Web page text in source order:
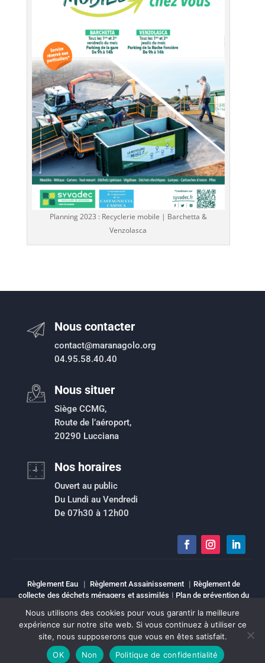
Planning 2023 : Recyclerie mobile | Barchetta &
Venzolasca
Nous contacter
contact@maranagolo.org
04.95.58.40.40
Nous situer
Siège CCMG,
Route de l’aéroport,
20290 Lucciana
Nos horaires
Ouvert au public
Du Lundi au Vendredi
De 07h30 à 12h00
Règlement Eau | Règlement Assainissement | Règlement de
collecte des déchets ménagers et assimilés | Plan de prévention du
Sitemap
Copyright © Tous droits réservés | CCMG
Nous utilisons des cookies pour vous garantir la meilleure
expérience sur notre site web. Si vous continuez à utiliser ce
site, nous supposerons que vous en êtes satisfait.
OK
Non Politique de confidentialité